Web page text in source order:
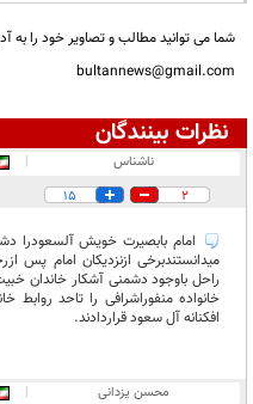
شما می توانید مطالب و تصاویر خود را به
bultannews@gmail.com
نظرات بینندگان
در انتظار بررسی:
ناشناس |
2
15
امام بابصیرت خویش آلسعودرا
میدانستندبرخی ازنزدیکان امام
راحل باوجود دشمنی آشکار خاندان
خانواده منفوراشرافی را تاحد روابط
افکنانه آل سعود قراردادند.
محسن يزدانى |